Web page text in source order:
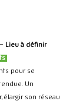
Lieu à définir
pour se
Un
élargir son réseau